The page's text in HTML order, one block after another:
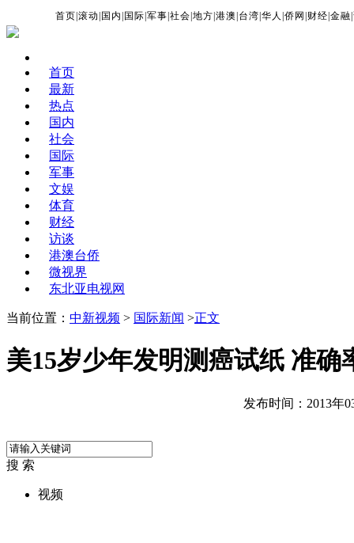
首页 |滚动 国内 国际 |军事 |社会 |地方 |港澳 台湾 |华人 |侨网 财经 |金融 |
首页
最新
热点
国内
社会
国际
军事
文娱
体育
财经
访谈
港澳台侨
微视界
东北亚电视网
当前位置： 中新视频 > 国际新闻 >正文
美15岁少年发明测癌试纸 准确
发布时间：2013年
搜 索
视频